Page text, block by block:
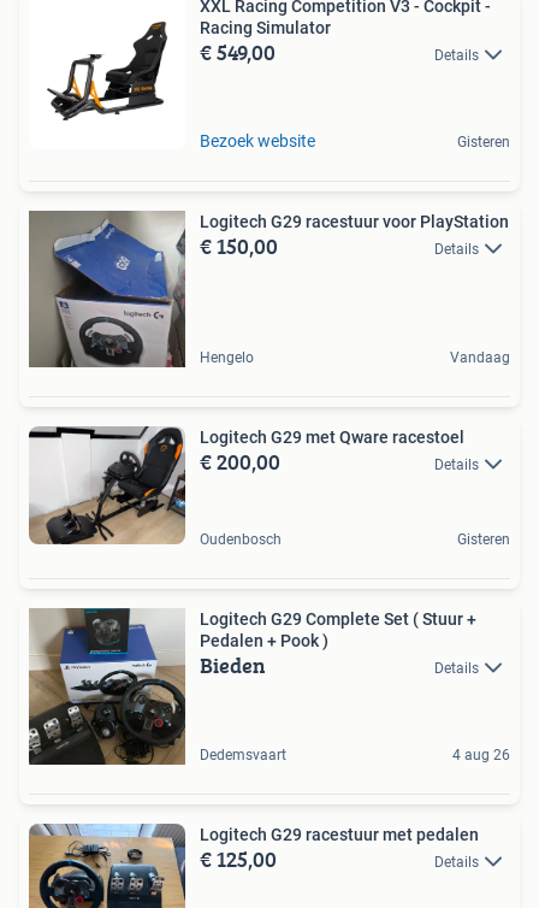
XXL Racing Competition V3 - Cockpit -
Racing Simulator
€ 549,00 Details
Bezoek website Gisteren
Logitech G29 racestuur voor PlayStation
€ 150,00 Details
Hengelo Vandaag
Logitech G29 met Qware racestoel
€ 200,00 Details
Oudenbosch Gisteren
Logitech G29 Complete Set ( Stuur +
Pedalen + Pook )
Bieden Details
Dedemsvaart 4 aug 26
Logitech G29 racestuur met pedalen
€ 125,00 Details